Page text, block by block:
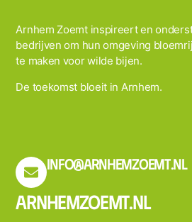
Arnhem Zoemt inspireert en
bedrijven om hun omgeving
te maken voor wilde bijen.
De toekomst bloeit in Arnhem.
info@arnhemzoemt.nl
Arnhemzoemt.nl